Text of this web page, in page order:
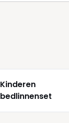
Kinderen
bedlinnenset